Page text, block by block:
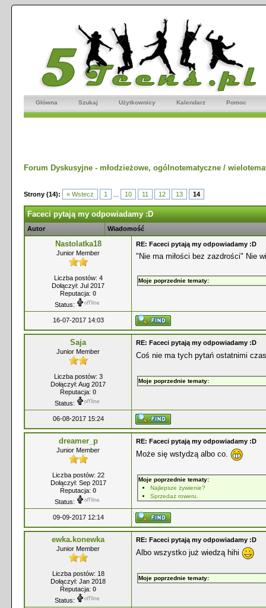
Główna Szukaj Użytkownicy Kalendarz Pomoc
Forum Dyskusyjne - młodzieżowe, ogólnotematyczne /
Strony (14): « Wstecz 1 10 11 12 13 14
Faceci pytają my odpowiadamy :D
Autor Wiadomość
Nastolatka18
Junior Member
Liczba postów: 4
Dołączył: Jul 2017
Reputacja: 0
Status:
RE: Faceci pytają my odpowiadamy :D
"Nie ma miłości bez zazdrości" Nie
Moje poprzednie tematy:
16-07-2017 14:03
Saja
Junior Member
Liczba postów: 3
Dołączył: Aug 2017
Reputacja: 0
Status:
RE: Faceci pytają my odpowiadamy :D
Coś nie ma tych pytań ostatnimi
Moje poprzednie tematy:
06-08-2017 15:24
dreamer_p
Junior Member
Liczba postów: 22
Dołączył: Sep 2017
Reputacja: 0
Status:
RE: Faceci pytają my odpowiadamy :D
Może się wstydzą albo co.
Moje poprzednie tematy:
Najlepsze żywienie?
Sprzedaż roweru.
09-09-2017 12:14
ewka.konewka
Junior Member
Liczba postów: 18
Dołączył: Jan 2018
Reputacja: 0
Status:
RE: Faceci pytają my odpowiadamy :D
Albo wszystko już wiedzą hihi
Moje poprzednie tematy: